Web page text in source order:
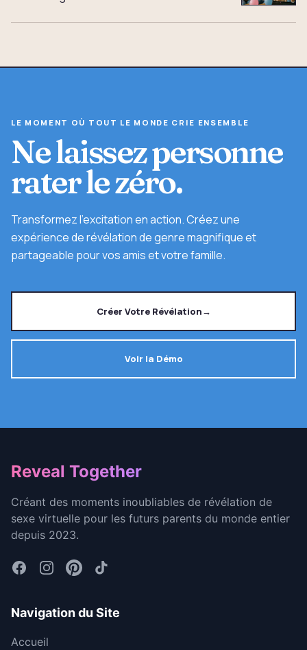
LE MOMENT OÙ TOUT LE MONDE CRIE ENSEMBLE
Ne laissez personne
rater le zéro.
Transformez l'excitation en action. Créez une
expérience de révélation de genre magnifique et
partageable pour vos amis et votre famille.
Créer Votre Révélation→
Voir la Démo
Footer
Reveal Together
Créant des moments inoubliables de révélation de
sexe virtuelle pour les futurs parents du monde entier
depuis 2023.
Navigation du Site
Accueil